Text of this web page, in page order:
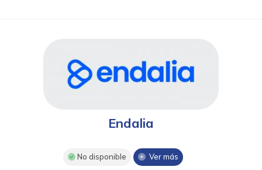
Endalia
No disponible Ver más